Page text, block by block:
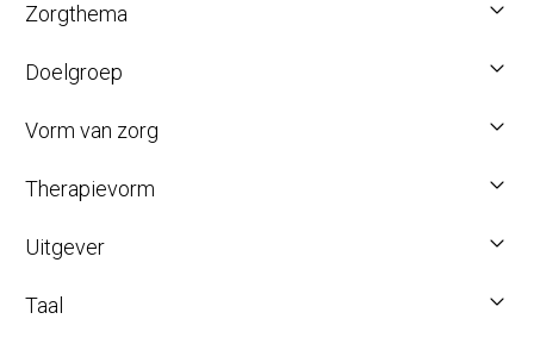
Zorgthema
Doelgroep
Vorm van zorg
Therapievorm
Uitgever
Taal